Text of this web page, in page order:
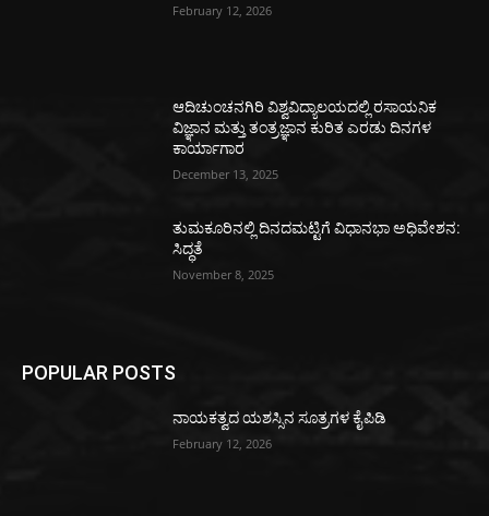
February 12, 2026
ಆದಿಚುಂಚನಗಿರಿ ವಿಶ್ವವಿದ್ಯಾಲಯದಲ್ಲಿ ರಸಾಯನಿಕ
ವಿಜ್ಞಾನ ಮತ್ತು ತಂತ್ರಜ್ಞಾನ ಕುರಿತ ಎರಡು ದಿನಗಳ
ಕಾರ್ಯಾಗಾರ
December 13, 2025
ತುಮಕೂರಿನಲ್ಲಿ ದಿನದಮಟ್ಟಿಗೆ ವಿಧಾನಭಾ ಅಧಿವೇಶನ:
ಸಿದ್ಧತೆ
November 8, 2025
POPULAR POSTS
ನಾಯಕತ್ವದ ಯಶಸ್ಸಿನ ಸೂತ್ರಗಳ ಕೈಪಿಡಿ
February 12, 2026